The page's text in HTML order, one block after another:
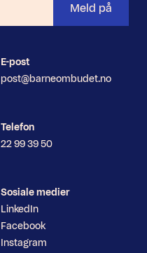
Meld på
E-post
post@barneombudet.no
Telefon
22 99 39 50
Sosiale medier
LinkedIn
Facebook
Instagram